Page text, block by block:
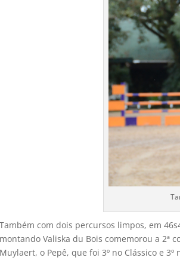
Também com dois percursos limpos, em
montando Valiska du Bois comemorou a 2ª
Muylaert, o Pepê, que foi 3º no Clássico e